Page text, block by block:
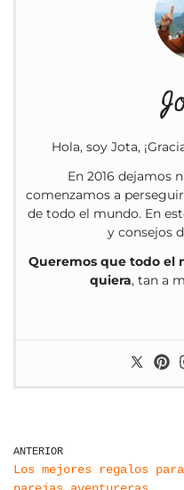
Hola, soy Jota,
En 2016 dejamos
comenzamos a
de todo el mundo. En
y consejos
Queremos que todo el
quiera, tan a
ANTERIOR
Los mejores regalos para